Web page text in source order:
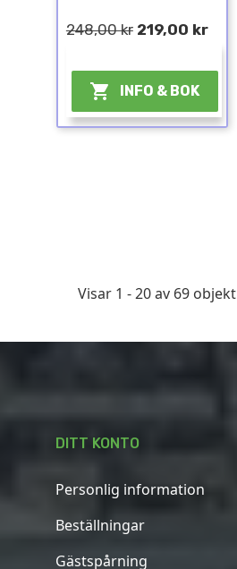
248,00 kr 219,00 kr
 INFO & BOK
Visar 1 - 20 av 69 objekt
DITT KONTO
Personlig information
Beställningar
Gästspårning